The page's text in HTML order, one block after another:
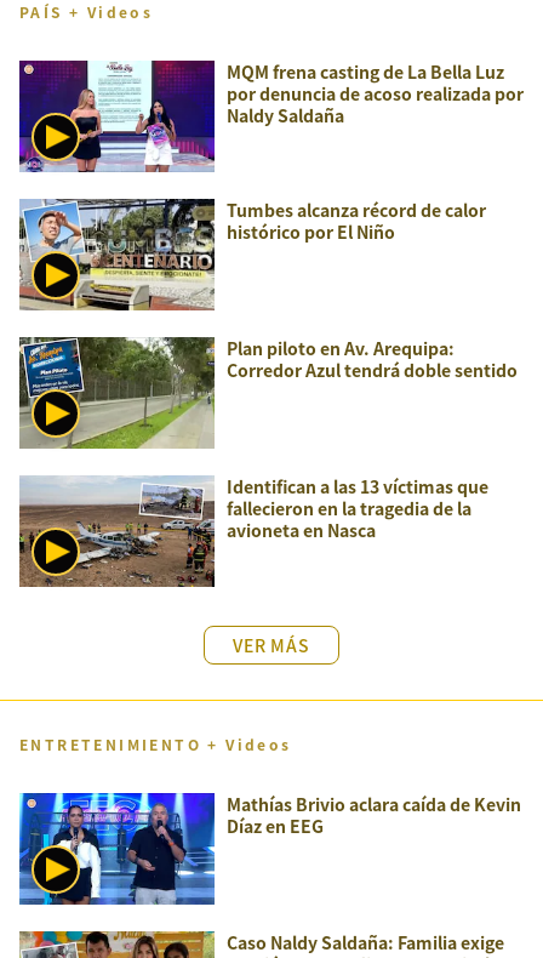
PAÍS + Videos
MQM frena casting de La Bella Luz
por denuncia de acoso realizada por
Naldy Saldaña
Tumbes alcanza récord de calor
histórico por El Niño
Plan piloto en Av. Arequipa:
Corredor Azul tendrá doble sentido
Identifican a las 13 víctimas que
fallecieron en la tragedia de la
avioneta en Nasca
VER MÁS
ENTRETENIMIENTO + Videos
Mathías Brivio aclara caída de Kevin
Díaz en EEG
Caso Naldy Saldaña: Familia exige